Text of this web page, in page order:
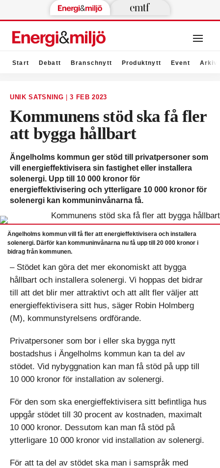
Start Debatt Branschnytt Produktnytt Event Arkiv
UNIK SATSNING 3 FEB 2023
Kommunens stöd ska få fler
att bygga hållbart
Ängelholms kommun ger stöd till privatpersoner som
vill energieffektivisera sin fastighet eller installera
solenergi. Upp till 10 000 kronor för
energieffektivisering och ytterligare 10 000 kronor för
solenergi kan kommuninvånarna få.
Ängelholms kommun vill få fler att energieffektivisera och installera
solenergi. Därför kan kommuninvånarna nu få upp till 20 000 kronor i
bidrag från kommunen.
– Stödet kan göra det mer ekonomiskt att bygga
hållbart och installera solenergi. Vi hoppas det bidrar
till att det blir mer attraktivt och att allt fler väljer att
energieffektivisera sitt hus, säger Robin Holmberg
(M), kommunstyrelsens ordförande.
Privatpersoner som bor i eller ska bygga nytt
bostadshus i Ängelholms kommun kan ta del av
stödet. Vid nybyggnation kan man få stöd på upp till
10 000 kronor för installation av solenergi.
För den som ska energieffektivisera sitt befintliga hus
uppgår stödet till 30 procent av kostnaden, maximalt
10 000 kronor. Dessutom kan man få stöd på
ytterligare 10 000 kronor vid installation av solenergi.
För att ta del av stödet ska man i samspråk med